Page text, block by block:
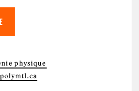
physique